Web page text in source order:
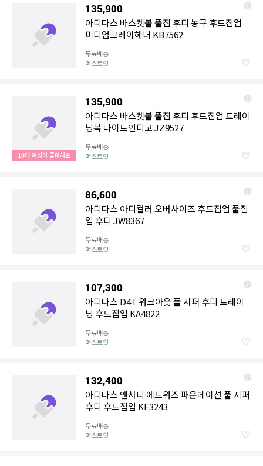
135,900
아디다스 바스켓볼 풀집 후디 농구 후드집업
미디엄그레이헤더 KB7562
무료배송
머스트잇
10대 여성이 좋아해요
135,900
아디다스 바스켓볼 풀집 후디 후드집업 트레이
닝복 나이트인디고 JZ9527
무료배송
머스트잇
86,600
아디다스 아디컬러 오버사이즈 후드집업 풀집
업 후디 JW8367
무료배송
머스트잇
107,300
아디다스 D4T 워크아웃 풀 지퍼 후디 트레이
닝 후드집업 KA4822
무료배송
머스트잇
132,400
아디다스 앤서니 에드워즈 파운데이션 풀 지퍼
후디 후드집업 KF3243
무료배송
머스트잇